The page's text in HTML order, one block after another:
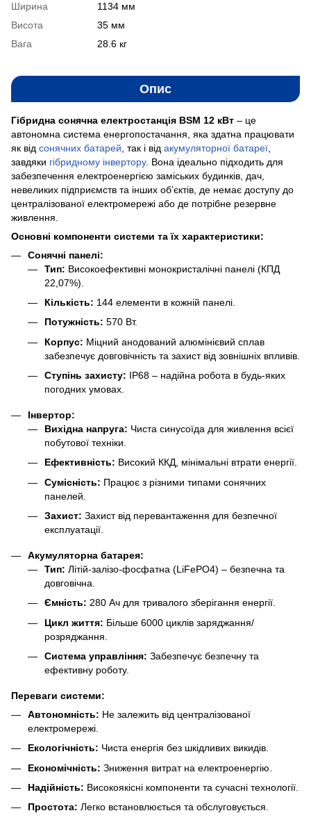
Ширина
1134 мм
Висота
35 мм
Вага
28.6 кг
Опис
Гібридна сонячна електростанція BSM 12 кВт – це
автономна система енергопостачання, яка здатна працювати
як від сонячних батарей , так і від акумуляторної батареї
завдяки гібридному інвертору. Вона ідеально підходить для
забезпечення електроенергією заміських будинків, дач,
невеликих підприємств та інших об’єктів, де немає доступу до
централізованої електромережі або де потрібне резервне
живлення.
Основні компоненти системи та їх характеристики:
Сонячні панелі:
Тип: Високоефективні монокристалічні панелі (КПД
22,07%).
Кількість: 144 елементи в кожній панелі.
Потужність: 570 Вт.
Корпус: Міцний анодований алюмінієвий сплав
забезпечує довговічність та захист від зовнішніх впливів.
Ступінь захисту: IP68 – надійна робота в будь-яких
погодних умовах.
Інвертор:
Вихідна напруга: Чиста синусоїда для живлення всієї
побутової техніки.
Ефективність: Високий ККД, мінімальні втрати енергії.
Сумісність: Працює з різними типами сонячних
панелей.
Захист: Захист від перевантаження для безпечної
експлуатації.
Акумуляторна батарея:
Тип: Літій-залізо-фосфатна (LiFePO4) – безпечна та
довговічна.
Ємність: 280 Ач для тривалого зберігання енергії.
Цикл життя: Більше 6000 циклів заряджання/
розряджання.
Система управління: Забезпечує безпечну та
ефективну роботу.
Переваги системи:
Автономність: Не залежить від централізованої
електромережі.
Екологічність: Чиста енергія без шкідливих викидів.
Економічність: Зниження витрат на електроенергію.
Надійність: Високоякісні компоненти та сучасні технології.
Простота: Легко встановлюється та обслуговується.